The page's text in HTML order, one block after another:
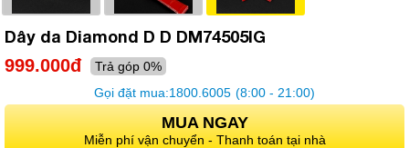
Dây da Diamond D D DM74505IG
999.000đ
Trả góp 0%
Gọi đặt mua:1800.6005 (8:00 - 21:00)
MUA NGAY
Miễn phí vận chuyển - Thanh toán tại nhà